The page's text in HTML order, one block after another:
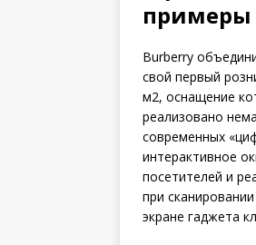
примеры
Burberry
свой первый
м2, оснащение
реализовано
современных
интерактивное
посетителей и
при
экране гаджета